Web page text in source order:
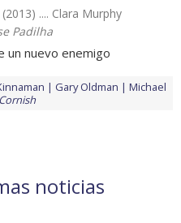
(2013) .... Clara Murphy
Padilha
un nuevo enemigo
Gary Oldman
Michael
noticias